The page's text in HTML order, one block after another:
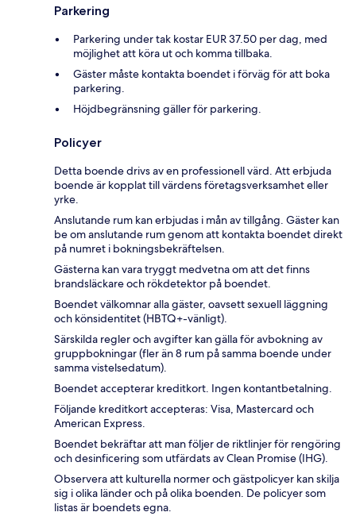
Parkering
Parkering under tak kostar EUR 37.50 per dag, med
möjlighet att köra ut och komma tillbaka.
Gäster måste kontakta boendet i förväg för att boka
parkering.
Höjdbegränsning gäller för parkering.
Policyer
Detta boende drivs av en professionell värd. Att erbjuda
boende är kopplat till värdens företagsverksamhet eller
yrke.
Anslutande rum kan erbjudas i mån av tillgång. Gäster kan
be om anslutande rum genom att kontakta boendet direkt
på numret i bokningsbekräftelsen.
Gästerna kan vara tryggt medvetna om att det finns
brandsläckare och rökdetektor på boendet.
Boendet välkomnar alla gäster, oavsett sexuell läggning
och könsidentitet (HBTQ+-vänligt).
Särskilda regler och avgifter kan gälla för avbokning av
gruppbokningar (fler än 8 rum på samma boende under
samma vistelsedatum).
Boendet accepterar kreditkort. Ingen kontantbetalning.
Följande kreditkort accepteras: Visa, Mastercard och
American Express.
Boendet bekräftar att man följer de riktlinjer för rengöring
och desinficering som utfärdats av Clean Promise (IHG).
Observera att kulturella normer och gästpolicyer kan skilja
sig i olika länder och på olika boenden. De policyer som
listas är boendets egna.